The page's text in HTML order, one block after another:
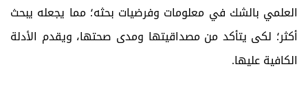
العلمي بالشك في معلومات وفرضيات بحثه؛ مما يجعله يبحث
أكثر؛ لكى يتأكد من مصداقيتها ومدى صحتها، ويقدم الأدلة
الكافية عليها.